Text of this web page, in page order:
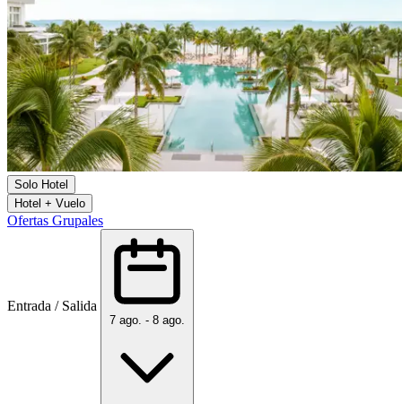
Solo Hotel
Hotel + Vuelo
Ofertas Grupales
Entrada / Salida
7 ago. - 8 ago.